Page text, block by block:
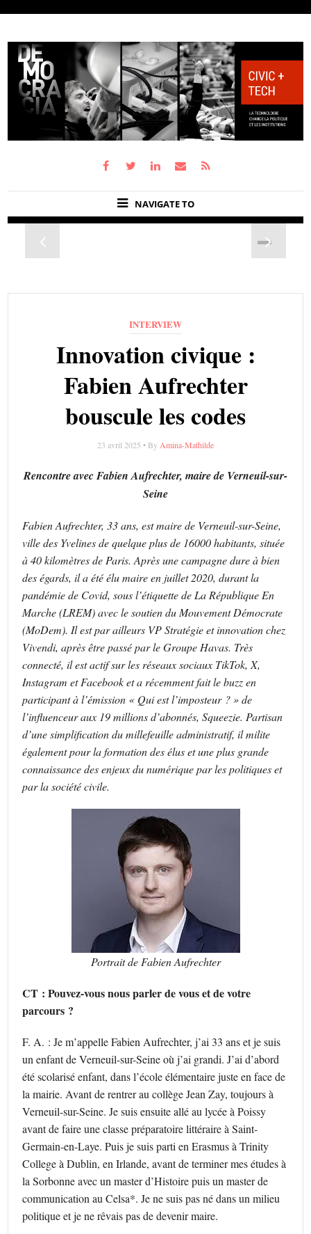
NAVIGATE TO
INTERVIEW
Innovation civique :
Fabien Aufrechter
bouscule les codes
23 avril 2025 • By Amina-Mathilde
Rencontre avec Fabien Aufrechter, maire de Verneuil-sur-
Seine
Fabien Aufrechter, 33 ans, est maire de Verneuil-sur-Seine,
ville des Yvelines de quelque plus de 16000 habitants, située
à 40 kilomètres de Paris. Après une campagne dure à bien
des égards, il a été élu maire en juillet 2020, durant la
pandémie de Covid, sous l’étiquette de La République En
Marche (LREM) avec le soutien du Mouvement Démocrate
(MoDem). Il est par ailleurs VP Stratégie et innovation chez
Vivendi, après être passé par le Groupe Havas. Très
connecté, il est actif sur les réseaux sociaux TikTok, X,
Instagram et Facebook et a récemment fait le buzz en
participant à l’émission « Qui est l’imposteur ? » de
l’influenceur aux 19 millions d’abonnés, Squeezie. Partisan
d’une simplification du millefeuille administratif, il milite
également pour la formation des élus et une plus grande
connaissance des enjeux du numérique par les politiques et
par la société civile.
Portrait de Fabien Aufrechter
CT : Pouvez-vous nous parler de vous et de votre
parcours ?
F. A. : Je m’appelle Fabien Aufrechter, j’ai 33 ans et je suis
un enfant de Verneuil-sur-Seine où j’ai grandi. J’ai d’abord
été scolarisé enfant, dans l’école élémentaire juste en face de
la mairie. Avant de rentrer au collège Jean Zay, toujours à
Verneuil-sur-Seine. Je suis ensuite allé au lycée à Poissy
avant de faire une classe préparatoire littéraire à Saint-
Germain-en-Laye. Puis je suis parti en Erasmus à Trinity
College à Dublin, en Irlande, avant de terminer mes études à
la Sorbonne avec un master d’Histoire puis un master de
communication au Celsa*. Je ne suis pas né dans un milieu
politique et je ne rêvais pas de devenir maire.